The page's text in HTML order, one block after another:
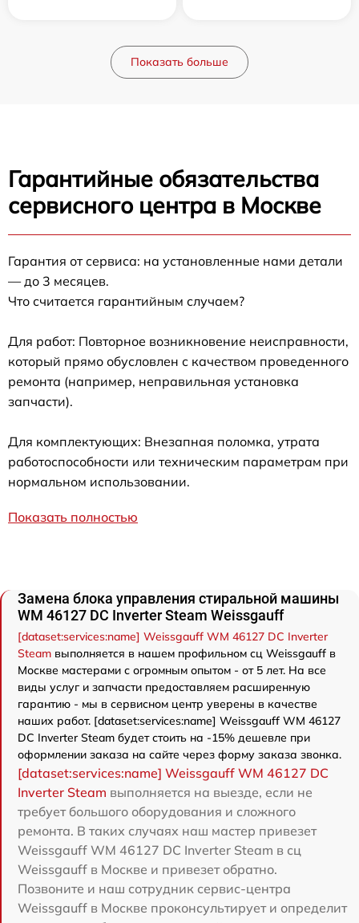
Показать больше
Гарантийные обязательства
сервисного центра в Москве
Гарантия от сервиса: на установленные нами детали
— до 3 месяцев.
Что считается гарантийным случаем?
Для работ: Повторное возникновение неисправности,
который прямо обусловлен с качеством проведенного
ремонта (например, неправильная установка
запчасти).
Для комплектующих: Внезапная поломка, утрата
работоспособности или техническим параметрам при
нормальном использовании.
Показать полностью
Замена блока управления стиральной машины
WM 46127 DC Inverter Steam Weissgauff
[dataset:services:name] Weissgauff WM 46127 DC Inverter
Steam выполняется в нашем профильном сц Weissgauff в
Москве мастерами с огромным опытом - от 5 лет. На все
виды услуг и запчасти предоставляем расширенную
гарантию - мы в сервисном центр уверены в качестве
наших работ. [dataset:services:name] Weissgauff WM 46127
DC Inverter Steam будет стоить на -15% дешевле при
оформлении заказа на сайте через форму заказа звонка.
[dataset:services:name] Weissgauff WM 46127 DC
Inverter Steam выполняется на выезде, если не
требует большого оборудования и сложного
ремонта. В таких случаях наш мастер привезет
Weissgauff WM 46127 DC Inverter Steam в сц
Weissgauff в Москве и привезет обратно.
Позвоните и наш сотрудник сервис-центра
Weissgauff в Москве проконсультирует и определит